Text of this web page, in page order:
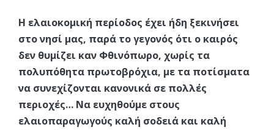
Η ελαιοκομική περίοδος έχει ήδη ξεκινήσει
στο νησί μας, παρά το γεγονός ότι ο καιρός
δεν θυμίζει καν Φθινόπωρο, χωρίς τα
πολυπόθητα πρωτοβρόχια, με τα ποτίσματα
να συνεχίζονται κανονικά σε πολλές
περιοχές… Να ευχηθούμε στους
ελαιοπαραγωγούς καλή σοδειά και καλή